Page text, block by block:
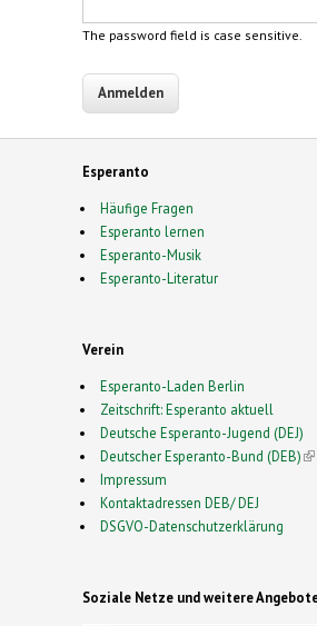
The password field is case sensitive.
Esperanto
Häufige Fragen
Esperanto lernen
Esperanto-Musik
Esperanto-Literatur
Verein
Esperanto-Laden Berlin
Zeitschrift: Esperanto aktuell
Deutsche Esperanto-Jugend (DEJ)
Deutscher Esperanto-Bund (DEB)
Impressum
Kontaktadressen DEB/ DEJ
DSGVO-Datenschutzerklärung
Soziale Netze und weitere